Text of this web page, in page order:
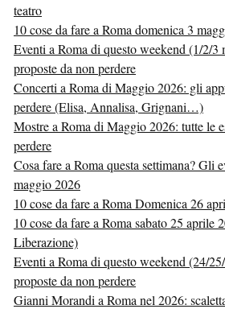
teatro
10 cose da fare a Roma domenica 3
Eventi a Roma di questo weekend (1/2/3
proposte da non perdere
Concerti a Roma di Maggio 2026: gli
perdere (Elisa, Annalisa, Grignani…)
Mostre a Roma di Maggio 2026: tutte le
perdere
Cosa fare a Roma questa settimana? Gli
maggio 2026
10 cose da fare a Roma Domenica 26
10 cose da fare a Roma sabato 25 aprile
Liberazione)
Eventi a Roma di questo weekend (24/
proposte da non perdere
Gianni Morandi a Roma nel 2026: